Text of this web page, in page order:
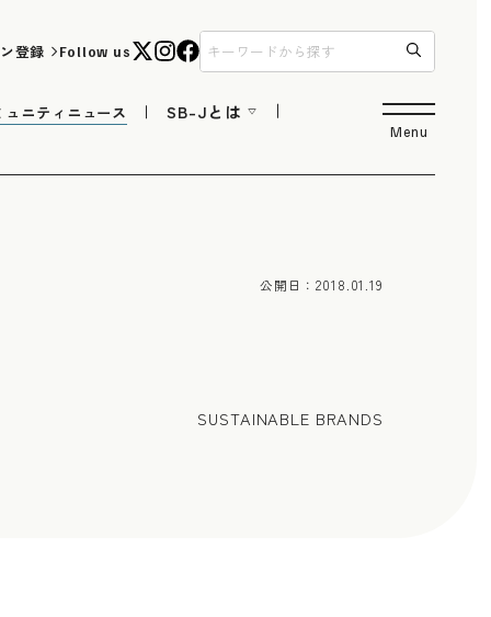
登録 Follow us
ュニティニュース SB-Jとは
Menu
公開日：2018.01.19
SUSTAINABLE BRANDS